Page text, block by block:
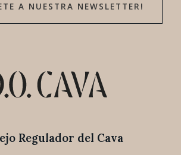
A NUESTRA NEWSLETTER!
Regulador del Cava